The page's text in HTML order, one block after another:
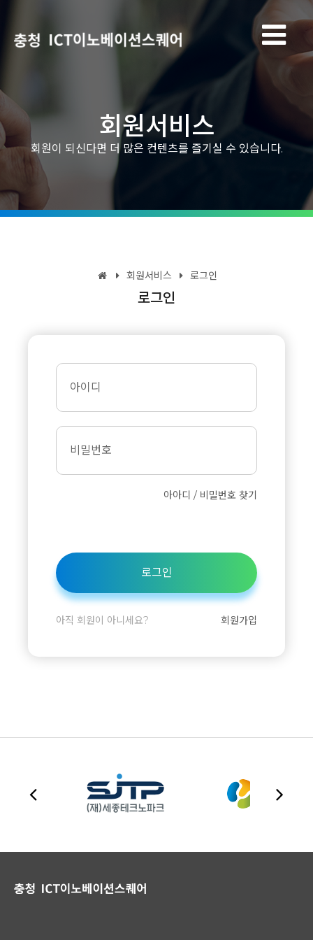
회원서비스
회원이 되신다면 더 많은 컨텐츠를 즐기실 수 있습니다.
회원서비스 로그인
로그인
아이디
비밀번호
아아디 / 비밀번호 찾기
로그인
아직 회원이 아니세요? 회원가입